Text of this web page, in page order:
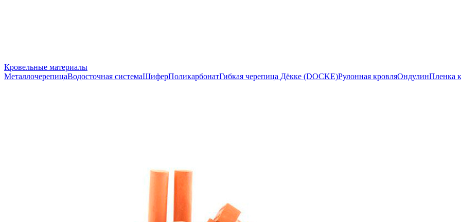
Кровельные материалы
МеталлочерепицаВодосточная системаШиферПоликарбонатГибкая черепица Дёкке (DOCKE)Рулонная кровляОндулинПленка